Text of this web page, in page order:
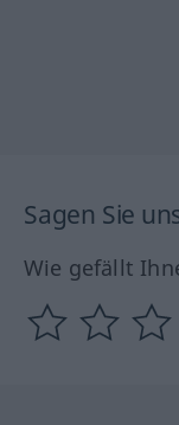
Sagen Sie
Wie gefällt